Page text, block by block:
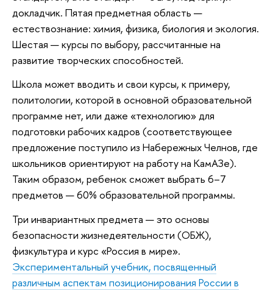
докладчик. Пятая предметная область —
естествознание: химия, физика, биология и экология.
Шестая — курсы по выбору, рассчитанные на
развитие творческих способностей.
Школа может вводить и свои курсы, к примеру,
политологии, которой в основной образовательной
программе нет, или даже «технологию» для
подготовки рабочих кадров (соответствующее
предложение поступило из Набережных Челнов, где
школьников ориентируют на работу на КамАЗе).
Таким образом, ребенок сможет выбрать 6–7
предметов — 60% образовательной программы.
Три инвариантных предмета — это основы
безопасности жизнедеятельности (ОБЖ),
физкультура и курс «Россия в мире».
Экспериментальный учебник, посвященный
различным аспектам позиционирования России в